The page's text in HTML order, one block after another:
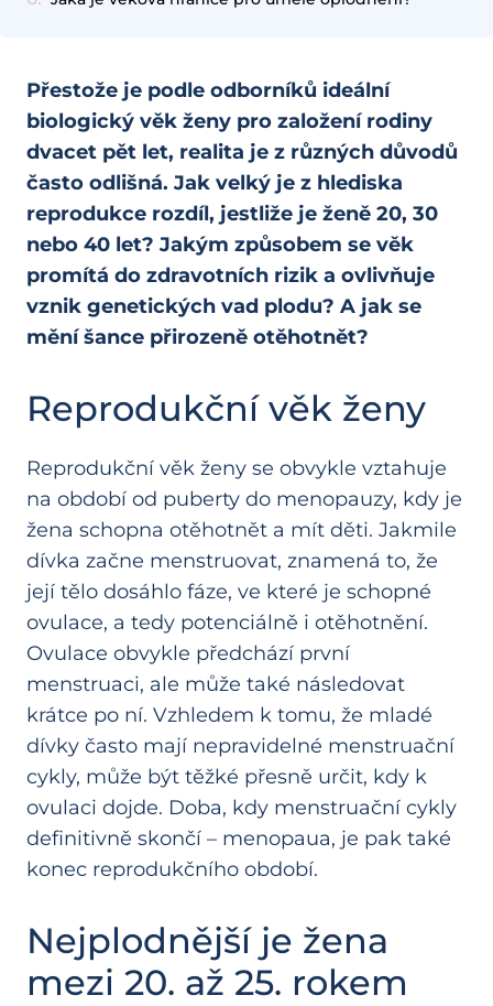
Přestože je podle odborníků ideální
biologický věk ženy pro založení rodiny
dvacet pět let, realita je z různých důvodů
často odlišná. Jak velký je z hlediska
reprodukce rozdíl, jestliže je ženě 20, 30
nebo 40 let? Jakým způsobem se věk
promítá do zdravotních rizik a ovlivňuje
vznik genetických vad plodu? A jak se
mění šance přirozeně otěhotnět?
Reprodukční věk ženy
Reprodukční věk ženy se obvykle vztahuje
na období od puberty do menopauzy, kdy je
žena schopna otěhotnět a mít děti. Jakmile
dívka začne menstruovat, znamená to, že
její tělo dosáhlo fáze, ve které je schopné
ovulace, a tedy potenciálně i otěhotnění.
Ovulace obvykle předchází první
menstruaci, ale může také následovat
krátce po ní. Vzhledem k tomu, že mladé
dívky často mají nepravidelné menstruační
cykly, může být těžké přesně určit, kdy k
ovulaci dojde. Doba, kdy menstruační cykly
definitivně skončí – menopaua, je pak také
konec reprodukčního období.
Nejplodnější je žena
mezi 20. až 25. rokem